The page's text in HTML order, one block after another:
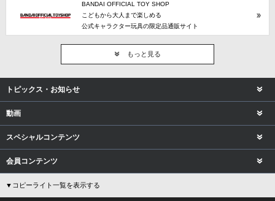
BANDAI OFFICIAL TOY SHOP
こどもから大人まで楽しめる
公式キャラクター玩具の限定品通販サイト
もっと見る
トピックス・お知らせ
動画
スペシャルコンテンツ
会員コンテンツ
▼コピーライト一覧を表示する